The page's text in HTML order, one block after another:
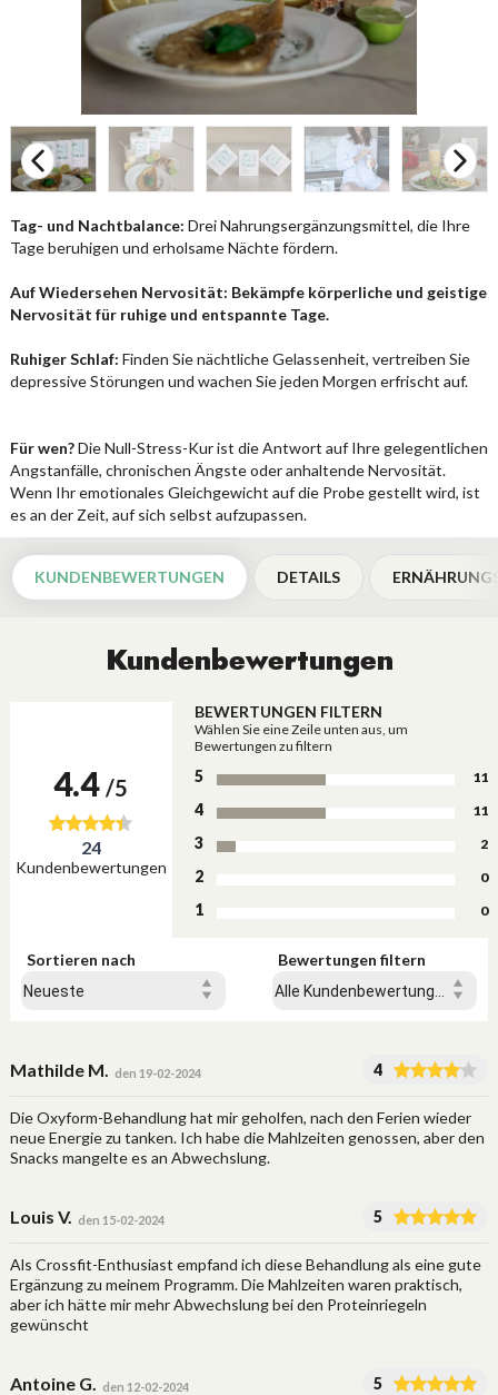
Tag- und Nachtbalance: Drei Nahrungsergänzungsmittel, die Ihre
Tage beruhigen und erholsame Nächte fördern.
Auf Wiedersehen Nervosität: Bekämpfe körperliche und geistige
Nervosität für ruhige und entspannte Tage.
Ruhiger Schlaf: Finden Sie nächtliche Gelassenheit, vertreiben Sie
depressive Störungen und wachen Sie jeden Morgen erfrischt auf.
Für wen?Die Null-Stress-Kur ist die Antwort auf Ihre gelegentlichen
Angstanfälle, chronischen Ängste oder anhaltende Nervosität.
Wenn Ihr emotionales Gleichgewicht auf die Probe gestellt wird, ist
es an der Zeit, auf sich selbst aufzupassen.
KUNDENBEWERTUNGEN DETAILS
Kundenbewertungen
4.4 /5
24
Kundenbewertungen
BEWERTUNGEN FILTERN
Wählen Sie eine Zeile unten aus, um
Bewertungen zu filtern
5 11
4 11
3 2
2 0
1 0
Sortieren nach Bewertungen filtern
Mathilde M. den 19-02-2024 4
Die Oxyform-Behandlung hat mir geholfen, nach den Ferien wieder
neue Energie zu tanken. Ich habe die Mahlzeiten genossen, aber den
Snacks mangelte es an Abwechslung.
Louis V. den 15-02-2024 5
Als Crossfit-Enthusiast empfand ich diese Behandlung als eine gute
Ergänzung zu meinem Programm. Die Mahlzeiten waren praktisch,
aber ich hätte mir mehr Abwechslung bei den Proteinriegeln
gewünscht
Antoine G. den 12-02-2024 5